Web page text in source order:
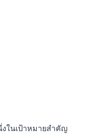
ในเป้าหมายสำคัญ